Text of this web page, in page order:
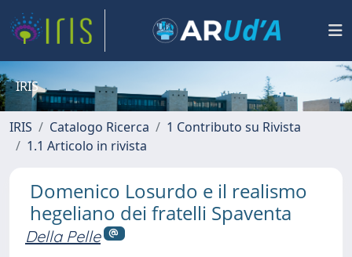
IRIS
IRIS Catalogo Ricerca
1 Contributo su Rivista
1.1 Articolo in rivista
Domenico Losurdo e il realismo
hegeliano dei fratelli Spaventa
Della Pelle